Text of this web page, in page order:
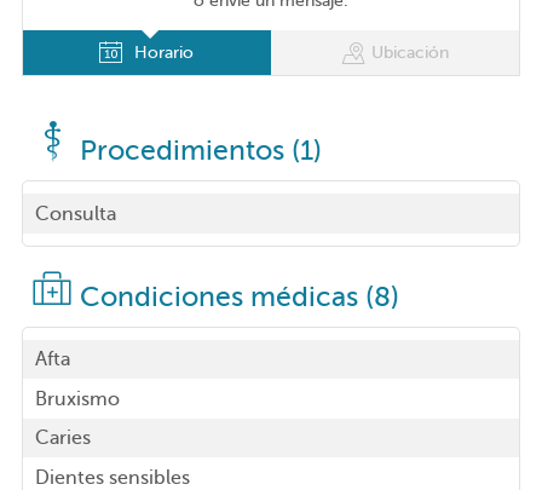
Horario Ubicación
Procedimientos (1)
Consulta
Condiciones médicas (8)
Afta
Bruxismo
Caries
Dientes sensibles